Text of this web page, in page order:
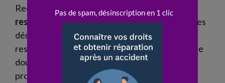
Recourir à un avocat
permet d’éclaircir la
responsabilité en cas d’accident, d’optimiser les
démarches avec l’assureur, et de garantir le
respect du
contratd’assurance. En situation de
doute, la consultation d’un professionnel aide à
protéger efficacement les intérêts du